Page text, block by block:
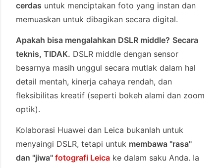
cerdas untuk menciptakan foto yang instan dan
memuaskan untuk dibagikan secara digital.
Apakah bisa mengalahkan DSLR middle? Secara
teknis, TIDAK. DSLR middle dengan sensor
besarnya masih unggul secara mutlak dalam hal
detail mentah, kinerja cahaya rendah, dan
fleksibilitas kreatif (seperti bokeh alami dan zoom
optik).
Kolaborasi Huawei dan Leica bukanlah untuk
menyaingi DSLR, tetapi untuk membawa "rasa"
dan "jiwa" fotografi Leica ke dalam saku Anda. Ia